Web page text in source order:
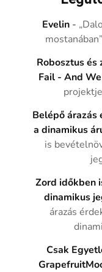
Evelin -
Robosztus
Fail - And
Belépő
a dinamikus
is
Zord időkben
dinamikus
árazás
Csak